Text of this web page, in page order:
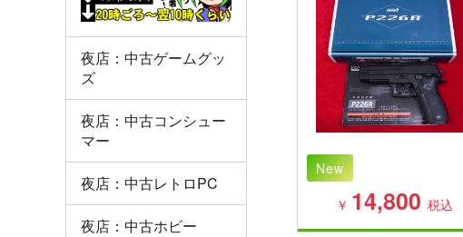
夜店：中古ゲームグッ
ズ
夜店：中古コンシュー
マー
夜店：中古レトロPC
夜店：中古ホビー
New
￥ 14,800 税込